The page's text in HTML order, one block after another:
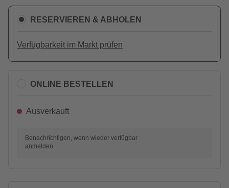
RESERVIEREN & ABHOLEN
Verfügbarkeit im Markt prüfen
ONLINE BESTELLEN
Ausverkauft
Benachrichtigen, wenn wieder verfügbar
anmelden